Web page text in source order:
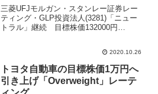
三菱UFJモルガン・スタンレー証券レー
ティング・GLP投資法人(3281)「ニュー
トラル」継続 目標株価132000円
考auカブコム証券口座開設で無...2020.10.26
トヨタ自動車の目標株価1万円へ
引き上げ「Overweight」レーテ